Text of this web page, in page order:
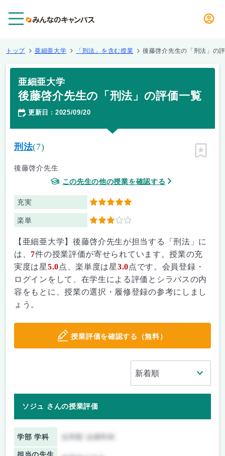
トップ 亜細亜大学 「刑法」を含む授業 後藤啓介先生の「刑法」の
亜細亜大学
後藤啓介先生の「刑法」の評価一覧
更新日 ： 2025/09/20
刑法(7)
後藤啓介先生
この先生の他の授業を確認する
充実 5
楽単 3
ピン留
【亜細亜大学】後藤啓介先生が担当する「刑法」に
は、 7件の授業評価が寄せられています。授業の充
実度は星5.0点、楽単度は星3.0点です。会員登録・
ログインをして、在学生による評価とシラバスの内
容をもとに、授業の選択・履修登録の参考にしまし
ょう。
授業評価を確認する（無料）
ソジュ さんの授業評価
学部 学科